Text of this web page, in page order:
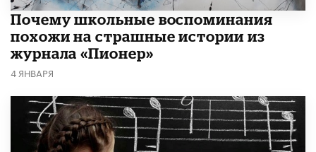
Почему школьные воспоминания
похожи на страшные истории из
журнала «Пионер»
4 ЯНВАРЯ